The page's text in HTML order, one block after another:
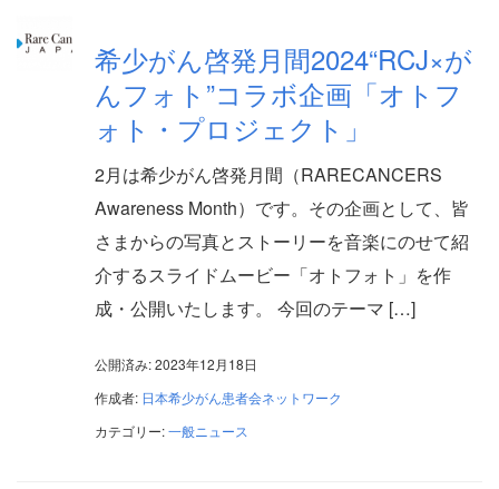
希少がん啓発月間2024“RCJ×が
んフォト”コラボ企画「オトフ
ォト・プロジェクト」
2月は希少がん啓発月間（RARECANCERS
Awareness Month）です。その企画として、皆
さまからの写真とストーリーを音楽にのせて紹
介するスライドムービー「オトフォト」を作
成・公開いたします。 今回のテーマ […]
公開済み: 2023年12月18日
作成者: 日本希少がん患者会ネットワーク
カテゴリー:一般ニュース